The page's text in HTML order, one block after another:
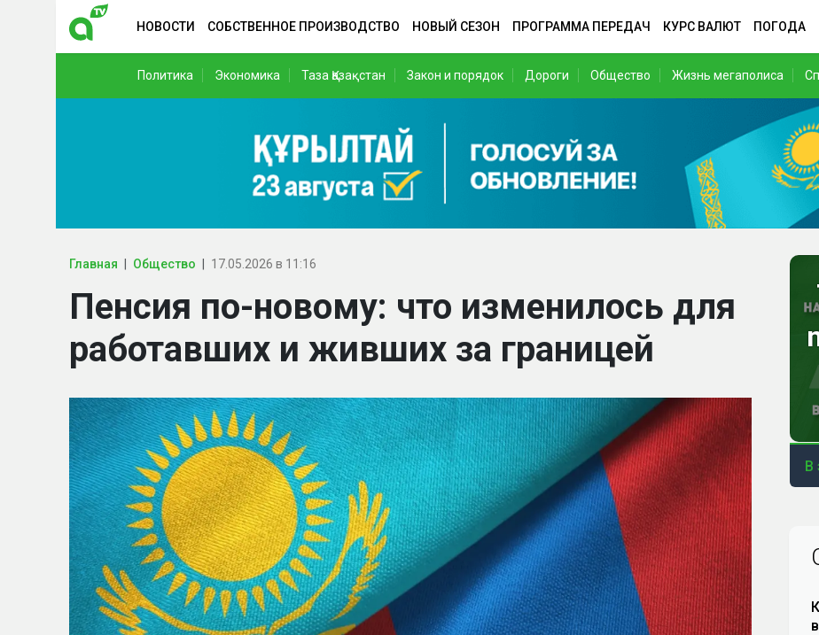
НОВОСТИ СОБСТВЕННОЕ ПРОИЗВОДСТВО НОВЫЙ СЕЗОН ПРОГРАММА ПЕРЕДАЧ КУРС ВАЛЮТ ПОГОДА
Политика Экономика Таза Қазақстан Закон и порядок Дороги Общество Жизнь мегаполиса
Главная Общество 17.05.2026 в 11:16
Пенсия по-новому: что изменилось для
работавших и живших за границей
В